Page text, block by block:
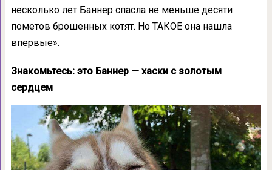
несколько лет Баннер спасла не меньше десяти
пометов брошенных котят. Но ТАКОЕ она нашла
впервые».
Знакомьтесь: это Баннер — хаски с золотым
сердцем